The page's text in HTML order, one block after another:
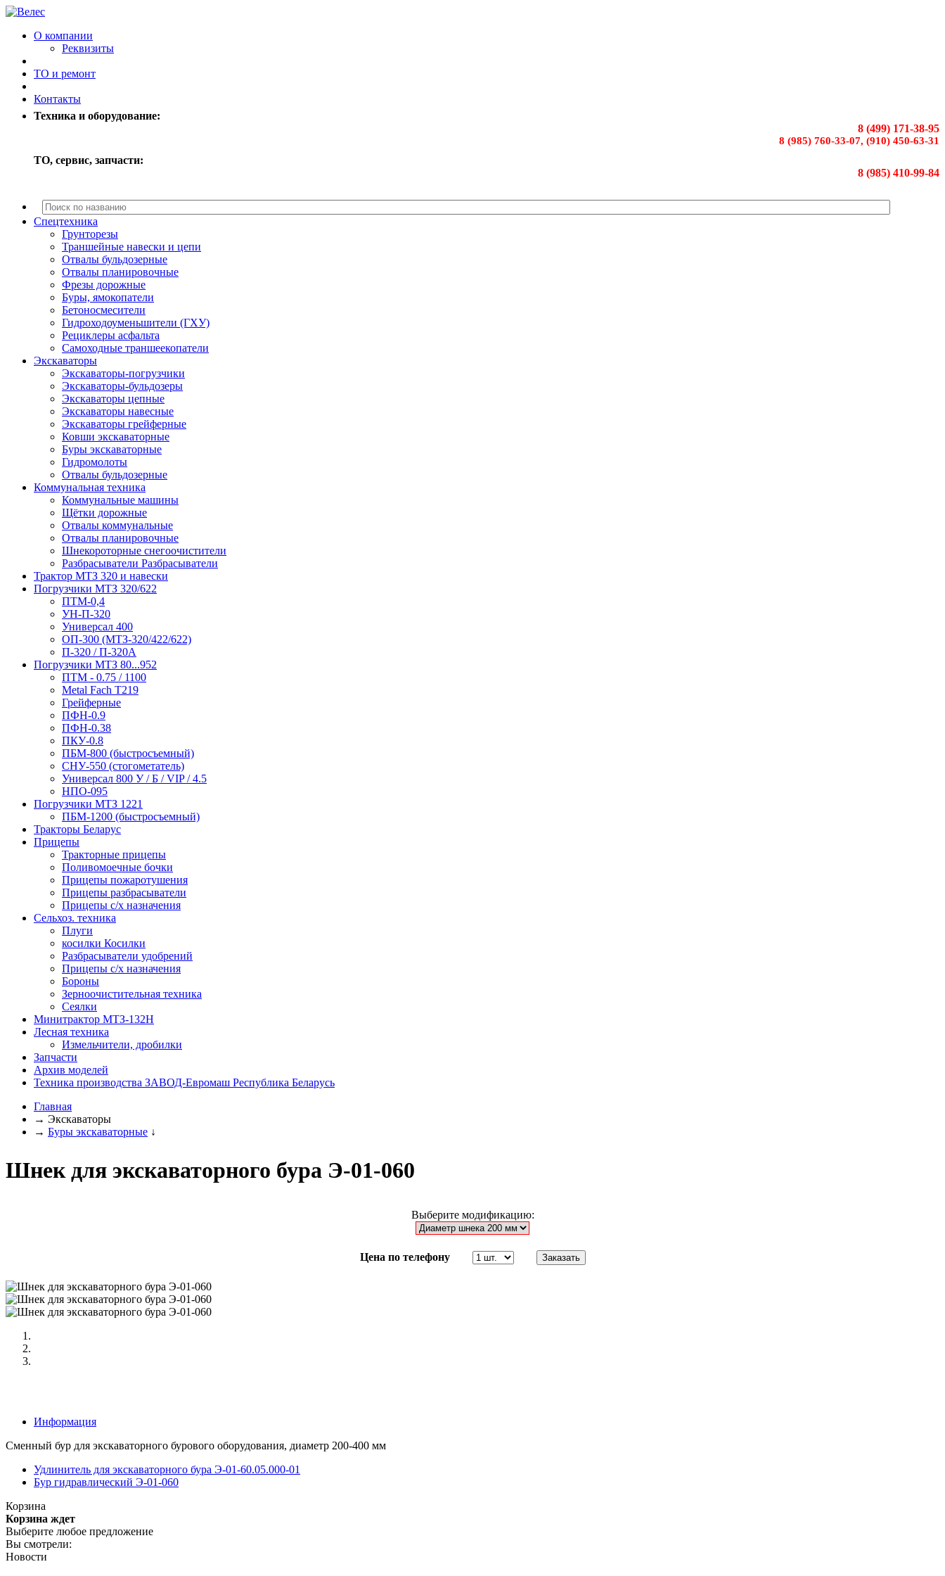
О компании
Реквизиты
ТО и ремонт
Контакты
Техника и оборудование:
8 (499) 171-38-95
8 (985) 760-33-07, (910) 450-63-31
ТО, сервис, запчасти:
8 (985) 410-99-84
Спецтехника
Грунторезы
Траншейные навески и цепи
Отвалы бульдозерные
Отвалы планировочные
Фрезы дорожные
Буры, ямокопатели
Бетоносмесители
Гидроходоуменьшители (ГХУ)
Рециклеры асфальта
Самоходные траншеекопатели
Экскаваторы
Экскаваторы-погрузчики
Экскаваторы-бульдозеры
Экскаваторы цепные
Экскаваторы навесные
Экскаваторы грейферные
Ковши экскаваторные
Буры экскаваторные
Гидромолоты
Отвалы бульдозерные
Коммунальная техника
Коммунальные машины
Щётки дорожные
Отвалы коммунальные
Отвалы планировочные
Шнекороторные снегоочистители
Разбрасыватели Разбрасыватели
Трактор МТЗ 320 и навески
Погрузчики МТЗ 320/622
ПТМ-0,4
УН-П-320
Универсал 400
ОП-300 (МТЗ-320/422/622)
П-320 / П-320А
Погрузчики МТЗ 80...952
ПТМ - 0.75 / 1100
Metal Fach T219
Грейферные
ПФН-0.9
ПФН-0.38
ПКУ-0.8
ПБМ-800 (быстросъемный)
СНУ-550 (стогометатель)
Универсал 800 У / Б / VIP / 4.5
НПО-095
Погрузчики МТЗ 1221
ПБМ-1200 (быстросъемный)
Тракторы Беларус
Прицепы
Тракторные прицепы
Поливомоечные бочки
Прицепы пожаротушения
Прицепы разбрасыватели
Прицепы с/х назначения
Сельхоз. техника
Плуги
косилки Косилки
Разбрасыватели удобрений
Прицепы с/х назначения
Бороны
Зерноочистительная техника
Сеялки
Минитрактор МТЗ-132Н
Лесная техника
Измельчители, дробилки
Запчасти
Архив моделей
Техника производства ЗАВОД-Евромаш Республика Беларусь
Главная
→ Экскаваторы
→ Буры экскаваторные ↓
Шнек для экскаваторного бура Э-01-060
Выберите модификацию:
Цена по телефону
Информация
Сменный бур для экскаваторного бурового оборудования, диаметр 200-400 мм
Удлинитель для экскаваторного бура Э-01-60.05.000-01
Бур гидравлический Э-01-060
Корзина
Корзина ждет
Выберите любое предложение
Вы смотрели:
Новости